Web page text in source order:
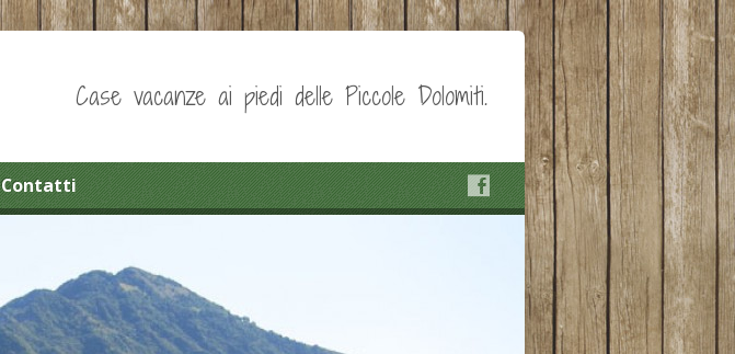
Case vacanze ai piedi delle Piccole Dolomiti.
Contatti